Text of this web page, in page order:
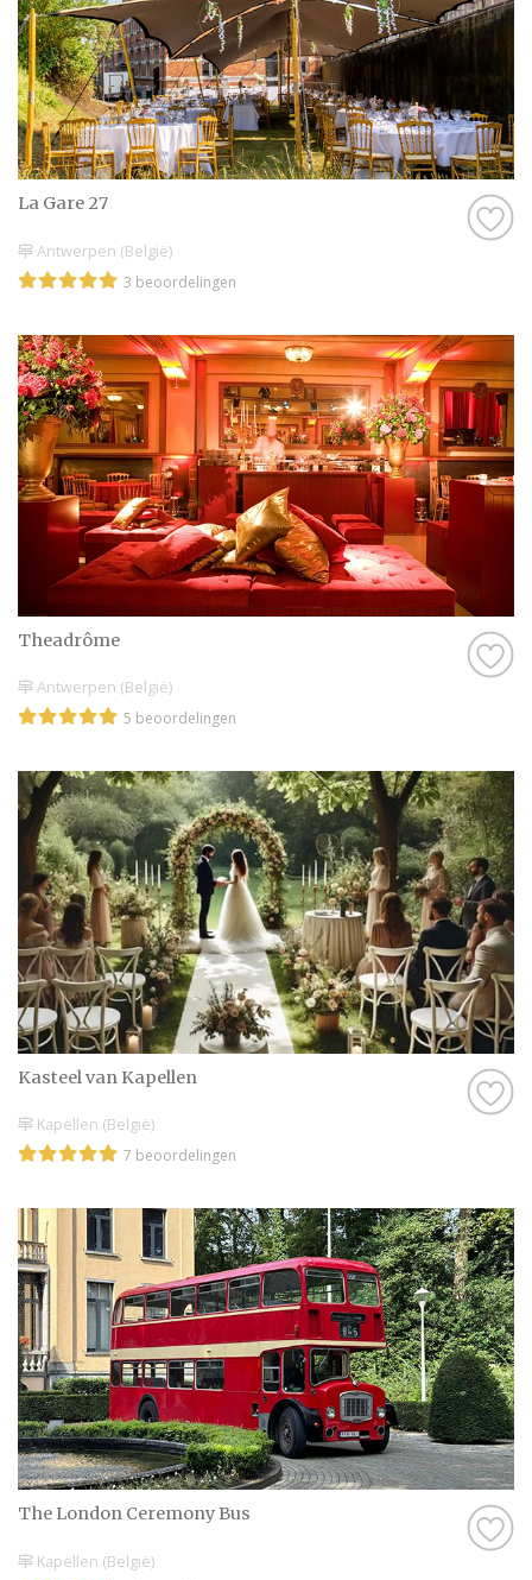
La Gare 27
Antwerpen (België)
3 beoordelingen
Theadrôme
Antwerpen (België)
5 beoordelingen
Kasteel van Kapellen
Kapellen (België)
7 beoordelingen
The London Ceremony Bus
Kapellen (België)